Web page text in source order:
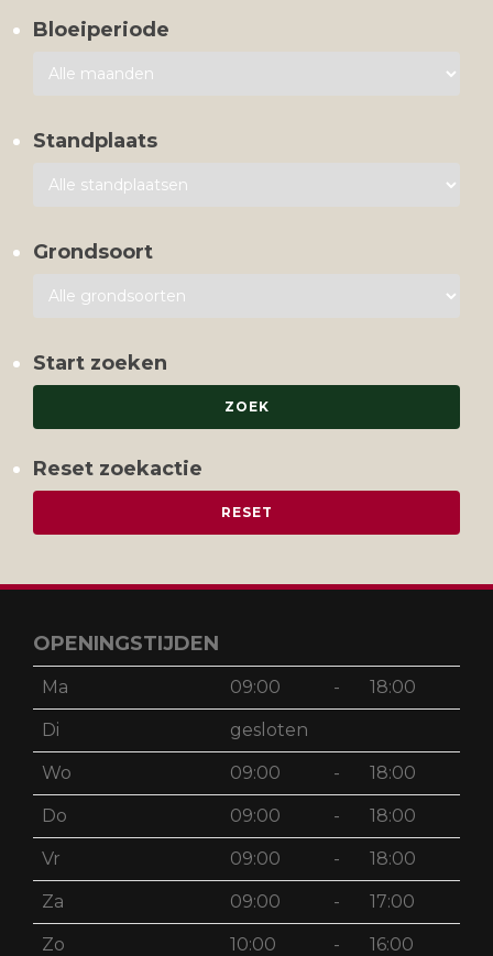
Bloeiperiode
Standplaats
Grondsoort
Start zoeken
Reset zoekactie
OPENINGSTIJDEN
Ma 09:00 - 18:00
Di gesloten
Wo 09:00 - 18:00
Do 09:00 - 18:00
Vr 09:00 - 18:00
Za 09:00 - 17:00
Zo 10:00 - 16:00